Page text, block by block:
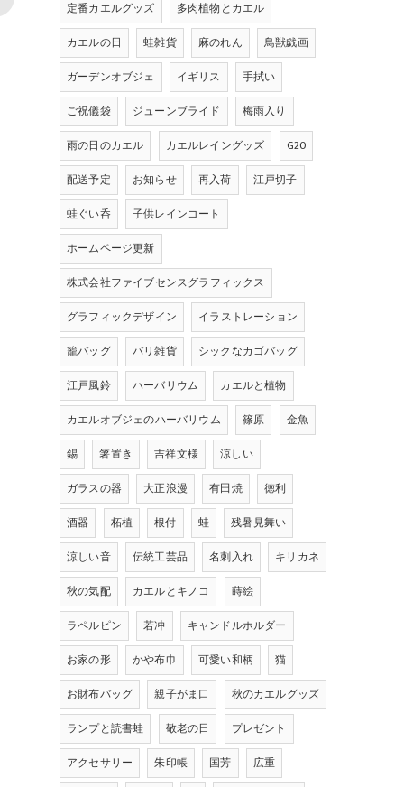
定番カエルグッズ
多肉植物とカエル
カエルの日
蛙雑貨 麻のれん
鳥獣戯画
ガーデンオブジェ
イギリス
手拭い
ご祝儀袋
ジューンブライド
梅雨入り
雨の日のカエル
カエルレイングッズ
G20
配送予定
お知らせ 再入荷
江戸切子
蛙ぐい呑
子供レインコート
ホームページ更新
株式会社ファイブセンスグラフィックス
グラフィックデザイン
イラストレーション
籠バッグ
バリ雑貨
シックなカゴバッグ
江戸風鈴
ハーバリウム
カエルと植物
カエルオブジェのハーバリウム
篠原
金魚
錫
箸置き 吉祥文様
涼しい
ガラスの器
大正浪漫 有田焼
徳利
酒器
柘植 根付 蛙
残暑見舞い
涼しい音
伝統工芸品 名刺入れ
キリカネ
秋の気配
カエルとキノコ
蒔絵
ラペルピン
若冲
キャンドルホルダー
お家の形
かや布巾 可愛い和柄
猫
お財布バッグ
親子がま口
秋のカエルグッズ
ランプと読書蛙
敬老の日
プレゼント
アクセサリー
朱印帳 国芳
広重